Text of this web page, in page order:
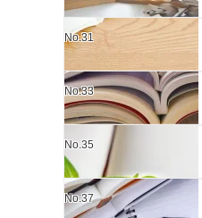
No.31
No.33
No.35
No.37